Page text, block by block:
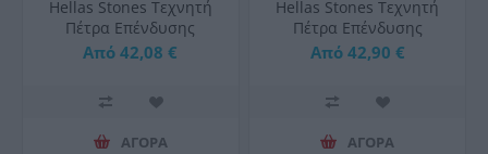
Hellas Stones Τεχνητή
Πέτρα Επένδυσης
Malvasia Blanky &
Από 42,08 €
ΑΓΟΡΑ
Hellas Stones Τεχνητή
Πέτρα Επένδυσης
Natural Blanky & Corner
Από 42,90 €
ΑΓΟΡΑ